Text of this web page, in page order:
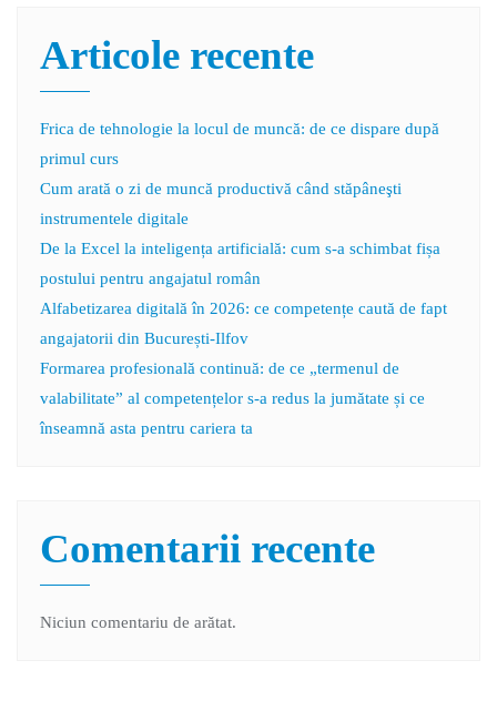
Articole recente
Frica de tehnologie la locul de muncă: de ce dispare după
primul curs
Cum arată o zi de muncă productivă când stăpâneşti
instrumentele digitale
De la Excel la inteligența artificială: cum s-a schimbat fișa
postului pentru angajatul român
Alfabetizarea digitală în 2026: ce competențe caută de fapt
angajatorii din București-Ilfov
Formarea profesională continuă: de ce „termenul de
valabilitate” al competențelor s-a redus la jumătate și ce
înseamnă asta pentru cariera ta
Comentarii recente
Niciun comentariu de arătat.